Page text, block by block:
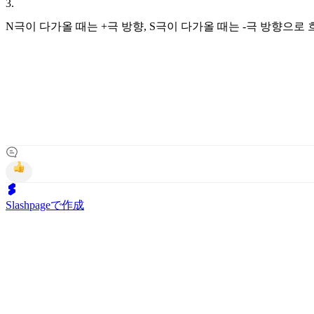
3.
N극이 다가올 때는 +극 방향, S극이 다가올 때는 -극 방향으로
Slashpageで作成